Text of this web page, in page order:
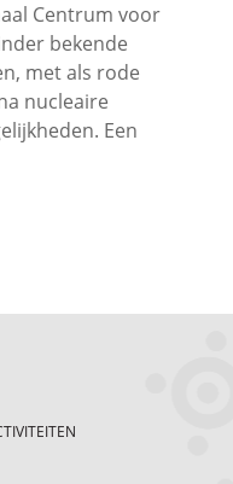
Centrum voor
bekende
met als rode
nucleaire
Een